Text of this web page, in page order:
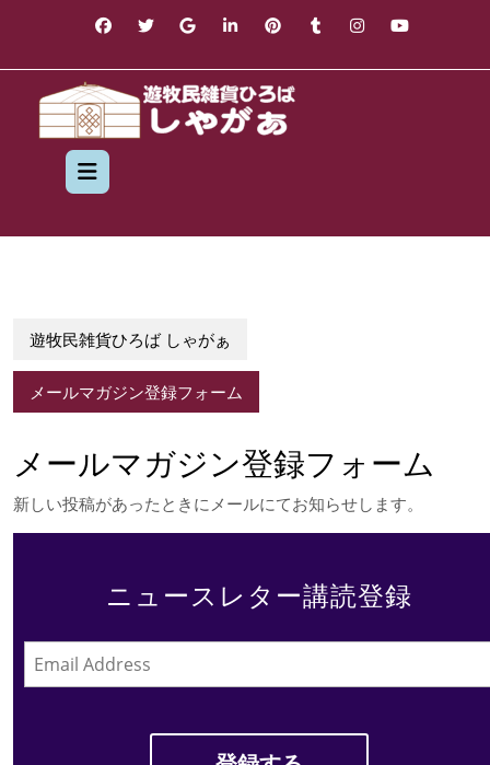
遊牧民雑貨ひろば しゃがぁ
メールマガジン登録フォーム
メールマガジン登録フォーム
新しい投稿があったときにメールにてお知らせします。
ニュースレター講読登録